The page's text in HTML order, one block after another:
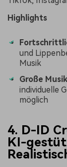
Highlights
und
Musik
Große
individuelle
möglich
4. D-ID
KI-